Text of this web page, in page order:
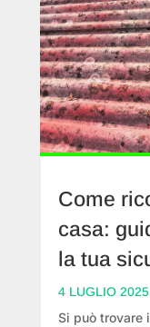
Come
casa:
la tua
4 LUGLIO 2025
Si può trovare